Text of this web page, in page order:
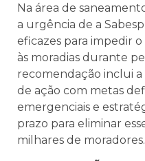
Na área de
a urgência de a
eficazes para impedir
às moradias durante
recomendação inclui
de ação com metas
emergenciais e
prazo para eliminar
milhares de moradores.